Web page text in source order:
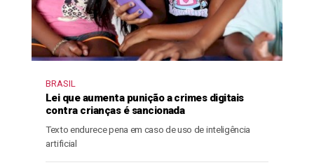
BRASIL
Lei que aumenta punição a crimes digitais
contra crianças é sancionada
Texto endurece pena em caso de uso de inteligência
artificial